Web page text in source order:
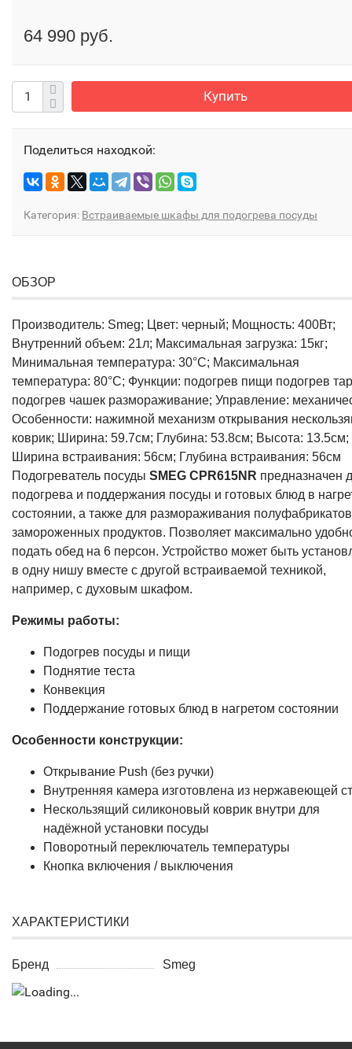
64 990 руб.
Купить
Поделиться находкой:
Категория: Встраиваемые шкафы для подогрева посуды
ОБЗОР
Производитель: Smeg; Цвет: черный; Мощность: 400Вт;
Внутренний объем: 21л; Максимальная загрузка: 15кг;
Минимальная температура: 30°С; Максимальная
температура: 80°С; Функции: подогрев пищи подогрев
подогрев чашек размораживание; Управление:
Особенности: нажимной механизм открывания
коврик; Ширина: 59.7см; Глубина: 53.8см; Высота: 13.5см;
Ширина встраивания: 56см; Глубина встраивания: 56см
Подогреватель посуды SMEG CPR615NR предназначен
подогрева и поддержания посуды и готовых блюд в
состоянии, а также для размораживания
замороженных продуктов. Позволяет максимально
подать обед на 6 персон. Устройство может быть
в одну нишу вместе с другой встраиваемой техникой,
например, с духовым шкафом.
Режимы работы:
Подогрев посуды и пищи
Поднятие теста
Конвекция
Поддержание готовых блюд в нагретом состоянии
Особенности конструкции:
Открывание Push (без ручки)
Внутренняя камера изготовлена из нержавеющей
Нескользящий силиконовый коврик внутри для
надёжной установки посуды
Поворотный переключатель температуры
Кнопка включения / выключения
ХАРАКТЕРИСТИКИ
Бренд Smeg